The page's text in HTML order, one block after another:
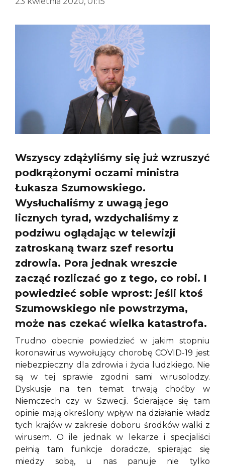
Wszyscy zdążyliśmy się już wzruszyć
podkrążonymi oczami ministra
Łukasza Szumowskiego.
Wysłuchaliśmy z uwagą jego
licznych tyrad, wzdychaliśmy z
podziwu oglądając w telewizji
zatroskaną twarz szef resortu
zdrowia. Pora jednak wreszcie
zacząć rozliczać go z tego, co robi. I
powiedzieć sobie wprost: jeśli ktoś
Szumowskiego nie powstrzyma,
może nas czekać wielka katastrofa.
Trudno obecnie powiedzieć w jakim stopniu
koronawirus wywołujący chorobę COVID-19 jest
niebezpieczny dla zdrowia i życia ludzkiego. Nie
są w tej sprawie zgodni sami wirusolodzy.
Dyskusje na ten temat trwają choćby w
Niemczech czy w Szwecji. Ścierające się tam
opinie mają określony wpływ na działanie władz
tych krajów w zakresie doboru środków walki z
wirusem. O ile jednak w lekarze i specjaliści
pełnią tam funkcje doradcze, spierając się
miedzy sobą, u nas panuje nie tylko